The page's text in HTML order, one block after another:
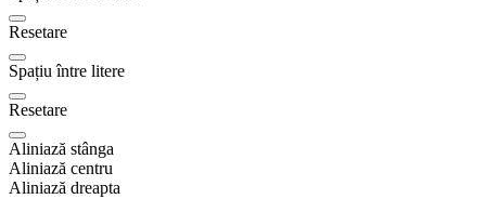
Resetare
Spațiu între litere
Resetare
Aliniază stânga
Aliniază centru
Aliniază dreapta